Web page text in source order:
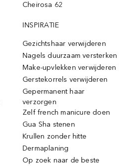
Cheirosa 62
INSPIRATIE
Gezichtshaar verwijderen
Nagels duurzaam versterken
Make-upvlekken verwijderen
Gerstekorrels verwijderen
Gepermanent haar
verzorgen
Zelf french manicure doen
Gua Sha stenen
Krullen zonder hitte
Dermaplaning
Op zoek naar de beste